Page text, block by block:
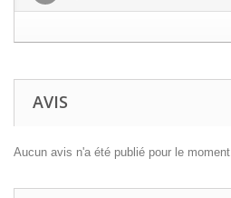
AVIS
Aucun avis n'a été publié pour le moment.